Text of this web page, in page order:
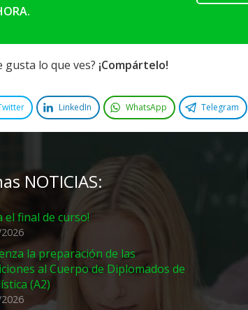
gusta lo que ves? ¡Compártelo!
LinkedIn WhatsApp Telegram
NOTICIAS:
el final de curso!
la preparación de las
al Cuerpo de Diplomados de
(A2)